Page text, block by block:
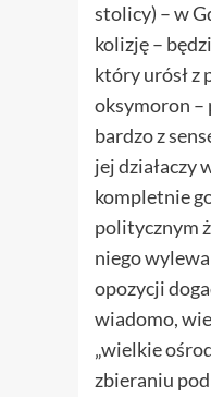
stolicy) – w
kolizję –
który urósł z
oksymoron –
bardzo z
jej działaczy
kompletnie
politycznym
niego
opozycji
wiadomo,
„wielkie
zbieraniu